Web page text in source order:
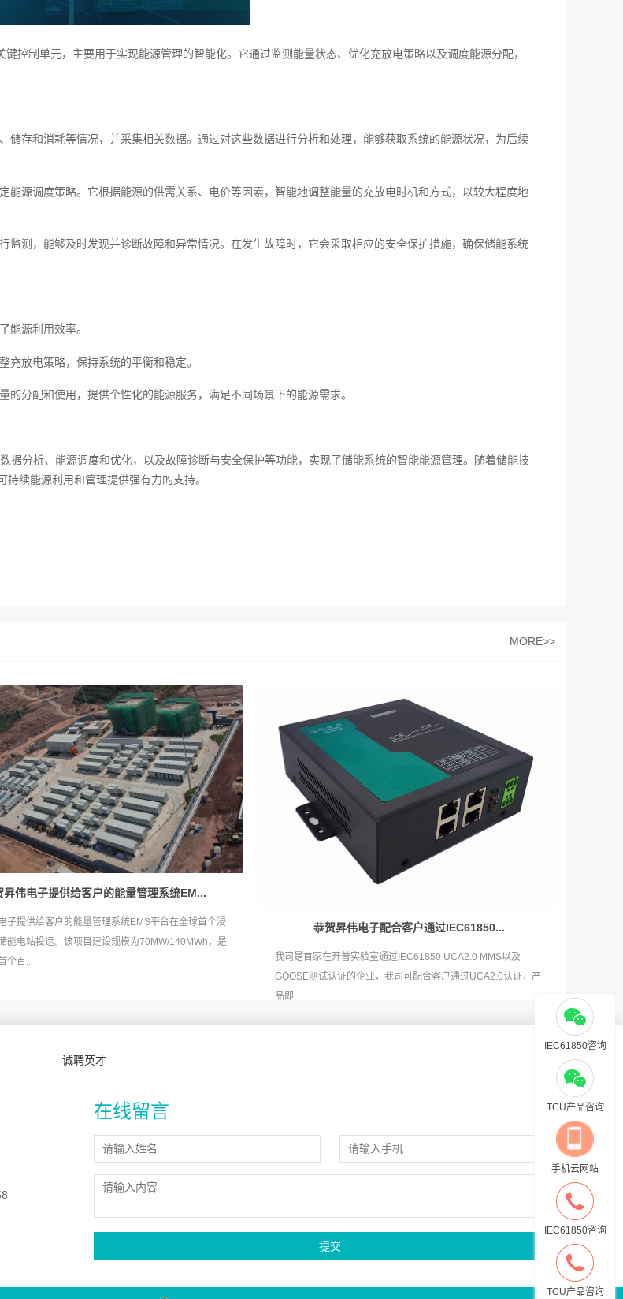
控制单元，主要用于实现能源管理的智能化。它通过监测能量状态、优化充放电策略以及调度能源分配，
储存和消耗等情况，并采集相关数据。通过对这些数据进行分析和处理，能够获取系统的能源状况，为后续
能源调度策略。它根据能源的供需关系、电价等因素，智能地调整能量的充放电时机和方式，以较大程度地
测，能够及时发现并诊断故障和异常情况。在发生故障时，它会采取相应的安全保护措施，确保储能系统
能源利用效率。
充放电策略，保持系统的平衡和稳定。
分配和使用，提供个性化的能源服务，满足不同场景下的能源需求。
据分析、能源调度和优化，以及故障诊断与安全保护等功能，实现了储能系统的智能能源管理。随着储能技
续能源利用和管理提供强有力的支持。
MORE>>
昇伟电子提供给客户的能量管理系统EM...
子提供给客户的能量管理系统EMS平台在全球首个浸
能电站投运。该项目建设规模为70MW/140MWh，是
个百...
恭贺昇伟电子配合客户通过IEC61850...
我司是首家在开普实验室通过IEC61850 UCA2.0 MMS以及
GOOSE测试认证的企业，我司可配合客户通过UCA2.0认证，产
品即...
诚聘英才
在线留言
IEC61850咨询
TCU产品咨询
手机云网站
IEC61850咨询
TCU产品咨询